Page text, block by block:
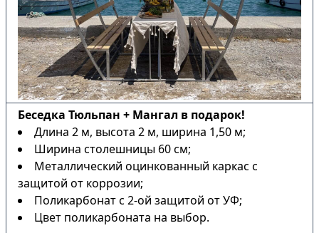
Беседка Тюльпан + Мангал в подарок!
Длина 2 м, высота 2 м, ширина 1,50 м;
Ширина столешницы 60 см;
Металлический оцинкованный каркас с
защитой от коррозии;
Поликарбонат с 2-ой защитой от УФ;
Цвет поликарбоната на выбор.